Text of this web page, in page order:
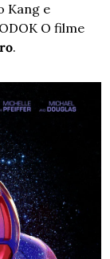
Kang e
O filme
.